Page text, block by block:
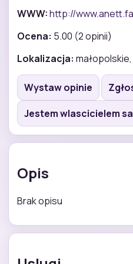
WWW:http://
Ocena: 5.00 (2 opinii)
Lokalizacja:
Wystaw opinie
Jestem wlascicielem
Opis
Brak opisu